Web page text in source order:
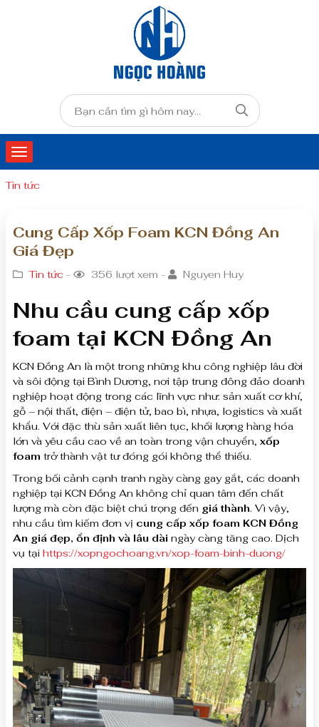
Tin tức
Cung Cấp Xốp Foam KCN Đồng An
Giá Đẹp
Tin tức - 356 lượt xem - Nguyen Huy
Nhu cầu cung cấp xốp
foam tại KCN Đồng An
KCN Đồng An là một trong những khu công nghiệp lâu đời
và sôi động tại Bình Dương, nơi tập trung đông đảo doanh
nghiệp hoạt động trong các lĩnh vực như: sản xuất cơ khí,
gỗ – nội thất, điện – điện tử, bao bì, nhựa, logistics và xuất
khẩu. Với đặc thù sản xuất liên tục, khối lượng hàng hóa
lớn và yêu cầu cao về an toàn trong vận chuyển, xốp
foam trở thành vật tư đóng gói không thể thiếu.
Trong bối cảnh cạnh tranh ngày càng gay gắt, các doanh
nghiệp tại KCN Đồng An không chỉ quan tâm đến chất
lượng mà còn đặc biệt chú trọng đến giá thành. Vì vậy,
nhu cầu tìm kiếm đơn vị cung cấp xốp foam KCN Đồng
An giá đẹp, ổn định và lâu dài ngày càng tăng cao. Dịch
vụ tại https://xopngochoang.vn/xop-foam-binh-duong/